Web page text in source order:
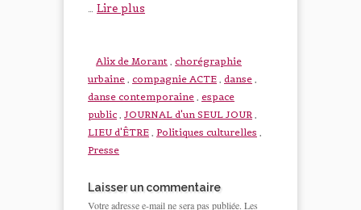
… Lire plus
Alix de Morant
chorégraphie
urbaine compagnie ACTE danse
danse contemporaine espace
public
JOURNAL d'un SEUL JOUR
LIEU d'ÊTRE Politiques culturelles
Presse
Laisser un commentaire
Votre adresse e-mail ne sera pas publiée. Les